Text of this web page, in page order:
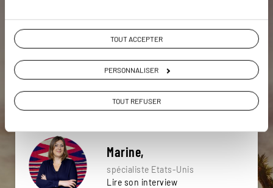
TOUT ACCEPTER
PERSONNALISER
TOUT REFUSER
Antelope Canyon Arizona Canyonlands
Bryce Canyon
Kingman
Arches
Marine,
spécialiste Etats-Unis
Lire son interview